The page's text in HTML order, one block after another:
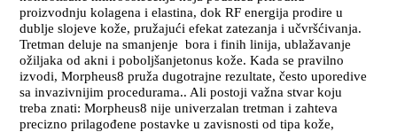
proizvodnju kolagena i elastina, dok RF energija prodire u
dublje slojeve kože, pružajući efekat zatezanja i učvršćivanja.
Tretman deluje na smanjenje bora i finih linija, ublažavanje
ožiljaka od akni i poboljšanjetonus kože. Kada se pravilno
izvodi, Morpheus8 pruža dugotrajne rezultate, često uporedive
sa invazivnijim procedurama.. Ali postoji važna stvar koju
treba znati: Morpheus8 nije univerzalan tretman i zahteva
precizno prilagođene postavke u zavisnosti od tipa kože,